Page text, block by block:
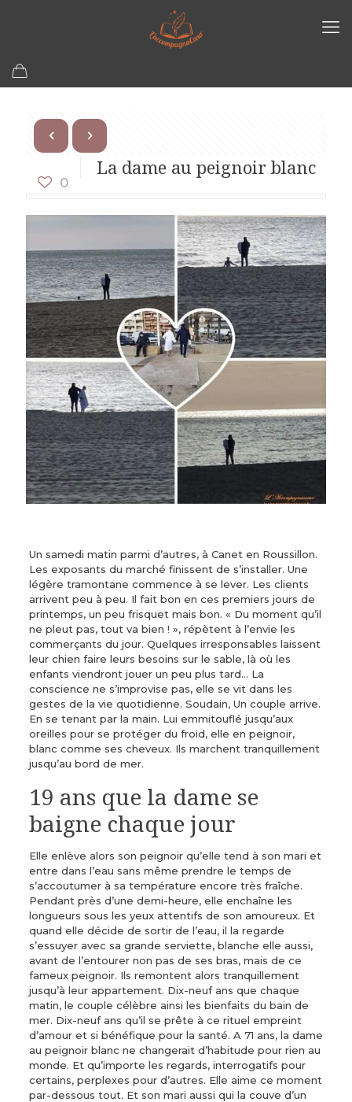
0
La dame au peignoir blanc
Un samedi matin parmi d’autres, à Canet en Roussillon.
Les exposants du marché finissent de s’installer. Une
légère tramontane commence à se lever. Les clients
arrivent peu à peu. Il fait bon en ces premiers jours de
printemps, un peu frisquet mais bon. « Du moment qu’il
ne pleut pas, tout va bien ! », répètent à l’envie les
commerçants du jour. Quelques irresponsables laissent
leur chien faire leurs besoins sur le sable, là où les
enfants viendront jouer un peu plus tard… La
conscience ne s’improvise pas, elle se vit dans les
gestes de la vie quotidienne. Soudain, Un couple arrive.
En se tenant par la main. Lui emmitouflé jusqu’aux
oreilles pour se protéger du froid, elle en peignoir,
blanc comme ses cheveux. Ils marchent tranquillement
jusqu’au bord de mer.
19 ans que la dame se
baigne chaque jour
Elle enlève alors son peignoir qu’elle tend à son mari et
entre dans l’eau sans même prendre le temps de
s’accoutumer à sa température encore très fraîche.
Pendant près d’une demi-heure, elle enchaîne les
longueurs sous les yeux attentifs de son amoureux. Et
quand elle décide de sortir de l’eau, il la regarde
s’essuyer avec sa grande serviette, blanche elle aussi,
avant de l’entourer non pas de ses bras, mais de ce
fameux peignoir. Ils remontent alors tranquillement
jusqu’à leur appartement. Dix-neuf ans que chaque
matin, le couple célèbre ainsi les bienfaits du bain de
mer. Dix-neuf ans qu’il se prête à ce rituel empreint
d’amour et si bénéfique pour la santé. A 71 ans, la dame
au peignoir blanc ne changerait d’habitude pour rien au
monde. Et qu’importe les regards, interrogatifs pour
certains, perplexes pour d’autres. Elle aime ce moment
par-dessous tout. Et son mari aussi qui la couve d’un